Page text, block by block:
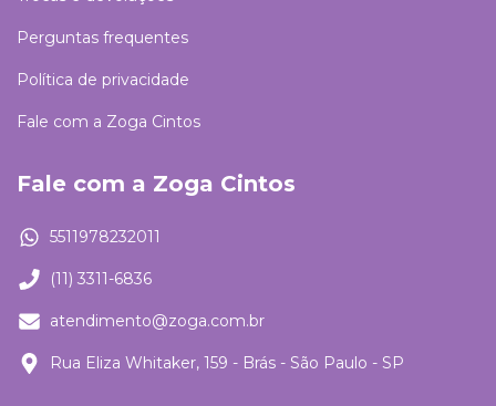
Perguntas frequentes
Política de privacidade
Fale com a Zoga Cintos
Fale com a Zoga Cintos
5511978232011
(11) 3311-6836
atendimento@zoga.com.br
Rua Eliza Whitaker, 159 - Brás - São Paulo - SP